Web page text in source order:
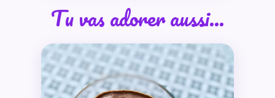
Tu vas adorer aussi…